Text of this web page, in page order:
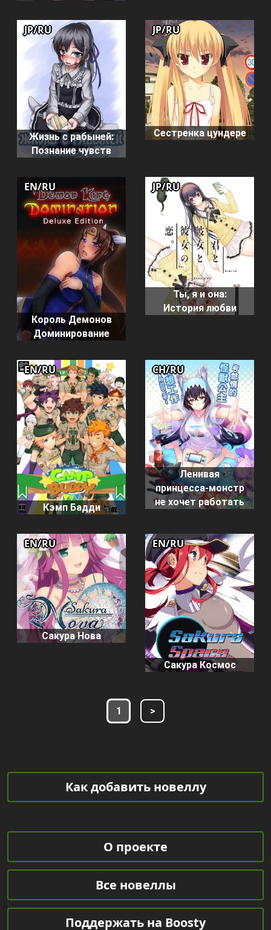
Жизнь с рабыней:
Познание чувств
JP/RU
Сестренка цундере
JP/RU
Король Демонов
Доминирование
EN/RU
Ты, я и она:
История любви
JP/RU
Кэмп Бадди
EN/RU
Ленивая
принцесса-монстр
не хочет работать
CH/RU
Сакура Нова
EN/RU
Сакура Космос
EN/RU
1 >
Как добавить новеллу
О проекте
Все новеллы
Поддержать на Boosty